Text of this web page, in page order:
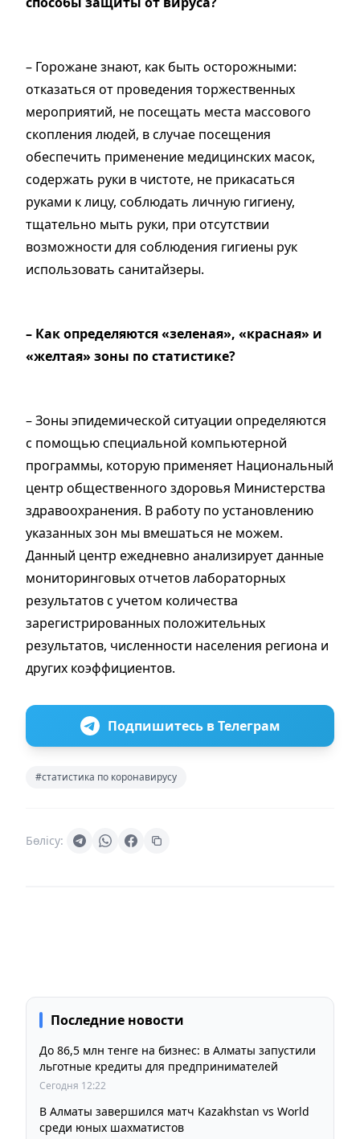
– Горожане знают, как быть осторожными:
отказаться от проведения торжественных
мероприятий, не посещать места массового
скопления людей, в случае посещения
обеспечить применение медицинских масок,
содержать руки в чистоте, не прикасаться
руками к лицу, соблюдать личную гигиену,
тщательно мыть руки, при отсутствии
возможности для соблюдения гигиены рук
использовать санитайзеры.
– Как определяются «зеленая», «красная» и
«желтая» зоны по статистике?
– Зоны эпидемической ситуации определяются
с помощью специальной компьютерной
программы, которую применяет Национальный
центр общественного здоровья Министерства
здравоохранения. В работу по установлению
указанных зон мы вмешаться не можем.
Данный центр ежедневно анализирует данные
мониторинговых отчетов лабораторных
результатов с учетом количества
зарегистрированных положительных
результатов, численности населения региона и
других коэффициентов.
Подпишитесь в Телеграм
#статистика по коронавирусу
Бөлісу:
Последние новости
До 86,5 млн тенге на бизнес: в Алматы запустили
льготные кредиты для предпринимателей
Сегодня 12:22
В Алматы завершился матч Kazakhstan vs World
среди юных шахматистов